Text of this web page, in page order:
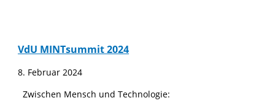
VdU MINTsummit 2024
8. Februar 2024
Zwischen Mensch und Technologie: